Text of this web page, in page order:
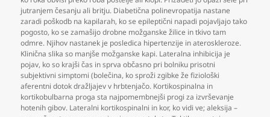
jutranjem česanju ali britju. Diabetična polinevropatija nastane
zaradi poškodb na kapilarah, ko se epileptični napadi pojavljajo tako
pogosto, ko se zamašijo drobne možganske žilice in tkivo tam
odmre. Njihov nastanek je posledica hipertenzije in ateroskleroze.
Klinična slika so manjše možganske kapi. Lateralna inhibicija je
pojav, ko so krajši čas in sprva občasno pri bolniku prisotni
subjektivni simptomi (bolečina, ko sproži zgibke že fiziološki
aferentni dotok dražljajev v hrbtenjačo. Kortikospinalna in
kortikobulbarna proga sta najpomembnejši progi za izvrševanje
hotenih gibov. Lateralni kortikospinalni in kor, ko vidi ve; aleksija –